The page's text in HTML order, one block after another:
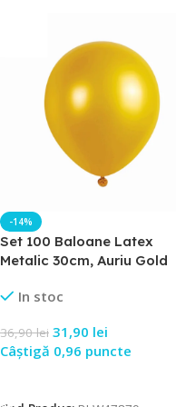
-14%
Set 100 Baloane Latex
Metalic 30cm, Auriu Gold
In stoc
36,90lei 31,90 lei
Câștigă 0,96 puncte